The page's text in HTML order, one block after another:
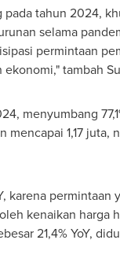
tahun 2024,
selama
permintaan
tambah
menyumbang
1,17 juta,
karena
kenaikan harga
21,4% YoY,